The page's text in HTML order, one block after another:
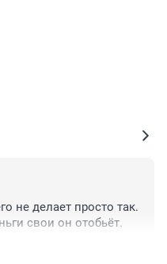
не делает просто так.
свои он отобьёт.